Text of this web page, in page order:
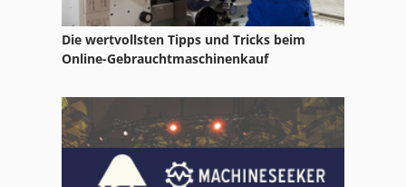
Sägemehl Maschine
Tb 13 5
Die wertvollsten Tipps und Tricks beim
Online-Gebrauchtmaschinenkauf